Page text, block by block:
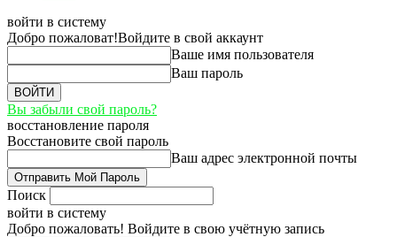
войти в систему
Добро пожаловат!Войдите в свой аккаунт
Ваше имя пользователя
Ваш пароль
Вы забыли свой пароль?
восстановление пароля
Восстановите свой пароль
Ваш адрес электронной почты
Поиск
войти в систему
Добро пожаловать! Войдите в свою учётную запись